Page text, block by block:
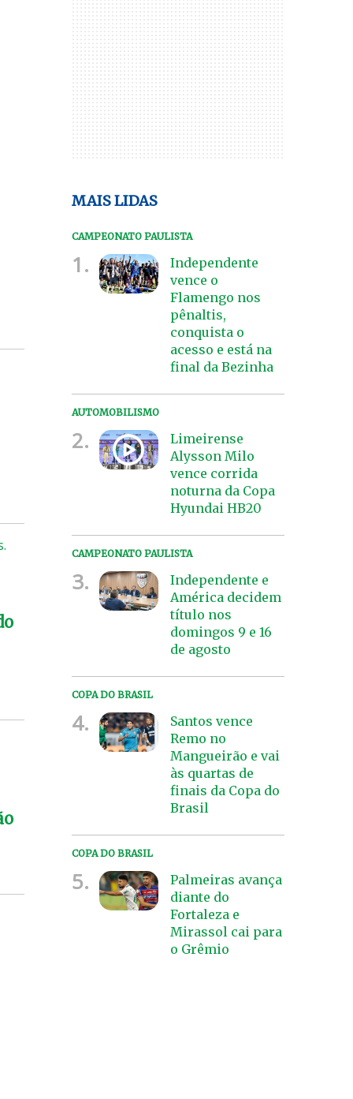
MAIS LIDAS
CAMPEONATO PAULISTA
1.
Independente
vence o
Flamengo nos
pênaltis,
conquista o
acesso e está na
final da Bezinha
AUTOMOBILISMO
2.
Limeirense
Alysson Milo
vence corrida
noturna da Copa
Hyundai HB20
CAMPEONATO PAULISTA
3.
Independente e
América decidem
título nos
domingos 9 e 16
de agosto
COPA DO BRASIL
4.
Santos vence
Remo no
Mangueirão e vai
às quartas de
finais da Copa do
Brasil
COPA DO BRASIL
5.
Palmeiras avança
diante do
Fortaleza e
Mirassol cai para
o Grêmio